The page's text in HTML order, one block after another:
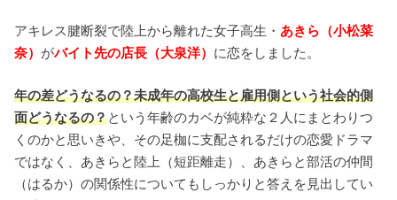
アキレス腱断裂で陸上から離れた女子高生・ あきら（小松菜
奈） がバイト先の店長（大泉洋） に恋をしました。
年の差どうなるの？未成年の高校生と雇用側という社会的側
面どうなるの？という年齢のカベが純粋な２人にまとわりつ
くのかと思いきや、その足枷に支配されるだけの恋愛ドラマ
ではなく、あきらと陸上（短距離走）、あきらと部活の仲間
（はるか）の関係性についてもしっかりと答えを見出してい